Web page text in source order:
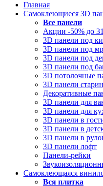
Главная
Самоклеющиеся 3D
Все панели
Акции -50% до
3D панели под
3D панели под
3D панели под
3D панели под
3D потолочные
3D панели
Декоративные
3D панели для
3D панели для
3D панели в
3D панели в
3D панели в
3D панели лофт
Панели-рейки
Самоклеющаяся
Вся плитка